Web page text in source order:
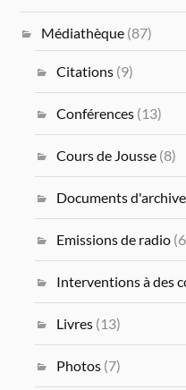
Médiathèque (87)
Citations(9)
Conférences(13)
Cours de Jousse(8)
Documents d'archive
Emissions de radio
Interventions à des
Livres(13)
Photos(7)